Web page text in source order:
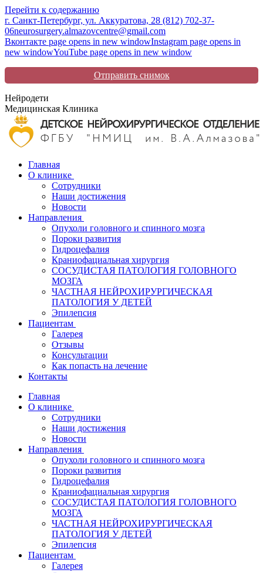
Перейти к содержанию
г. Санкт-Петербург, ул. Аккуратова, 28 (812) 702-37-
06neurosurgery.almazovcentre@gmail.com
Вконтакте page opens in new windowInstagram page opens in
new windowYouTube page opens in new window
Отправить снимок
Нейродети
Медицинская Клиника
Главная
О клинике
Сотрудники
Наши достижения
Новости
Направления
Опухоли головного и спинного мозга
Пороки развития
Гидроцефалия
Краниофациальная хирургия
СОСУДИСТАЯ ПАТОЛОГИЯ ГОЛОВНОГО
МОЗГА
ЧАСТНАЯ НЕЙРОХИРУРГИЧЕСКАЯ
ПАТОЛОГИЯ У ДЕТЕЙ
Эпилепсия
Пациентам
Галерея
Отзывы
Консультации
Как попасть на лечение
Контакты
Главная
О клинике
Сотрудники
Наши достижения
Новости
Направления
Опухоли головного и спинного мозга
Пороки развития
Гидроцефалия
Краниофациальная хирургия
СОСУДИСТАЯ ПАТОЛОГИЯ ГОЛОВНОГО
МОЗГА
ЧАСТНАЯ НЕЙРОХИРУРГИЧЕСКАЯ
ПАТОЛОГИЯ У ДЕТЕЙ
Эпилепсия
Пациентам
Галерея